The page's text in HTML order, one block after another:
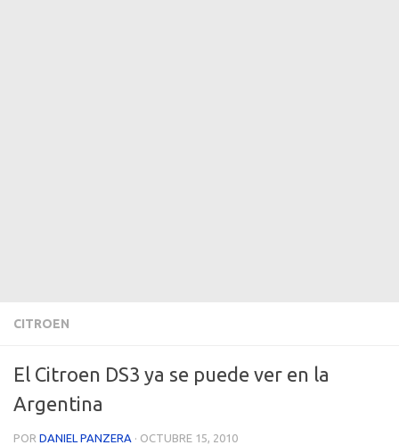
CITROEN
El Citroen DS3 ya se puede ver en la
Argentina
POR DANIEL PANZERA · OCTUBRE 15, 2010